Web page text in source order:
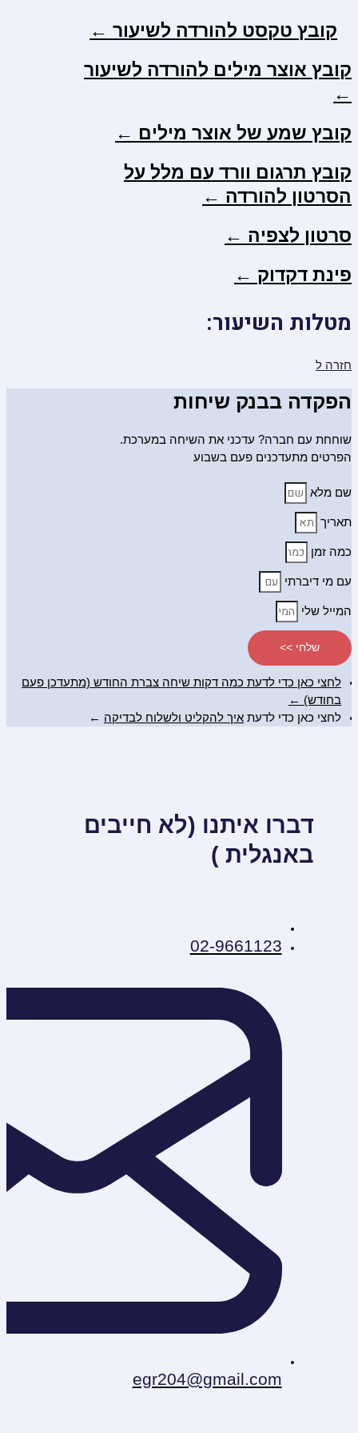
קובץ טקסט להורדה לשיעור ←
קובץ אוצר מילים להורדה לשיעור
←
קובץ שמע של אוצר מילים ←
קובץ תרגום וורד עם מלל על
הסרטון להורדה ←
סרטון לצפיה ←
פינת דקדוק ←
מטלות השיעור:
חזרה ל
הפקדה בבנק שיחות
שוחחת עם חברה? עדכני את השיחה במערכת.
הפרטים מתעדכנים פעם בשבוע
שם מלא
תאריך
כמה זמן
עם מי דיברתי
המייל שלי
שלחי >>
לחצי כאן כדי לדעת כמה דקות שיחה צברת החודש (מתעדכן פעם
בחודש) ←
לחצי כאן כדי לדעת איך להקליט ולשלוח לבדיקה ←
דברו איתנו (לא חייבים
באנגלית )
02-9661123
egr204@gmail.com